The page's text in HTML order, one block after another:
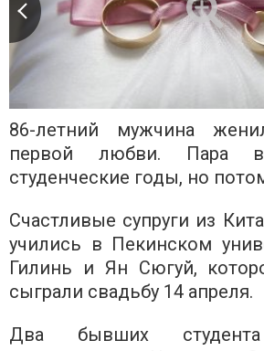
86-летний мужчина
первой любви. Пара
студенческие годы, но
Счастливые супруги из
учились в Пекинском
Гилинь и Ян Сюгуй,
сыграли свадьбу 14 апреля.
Два бывших студента